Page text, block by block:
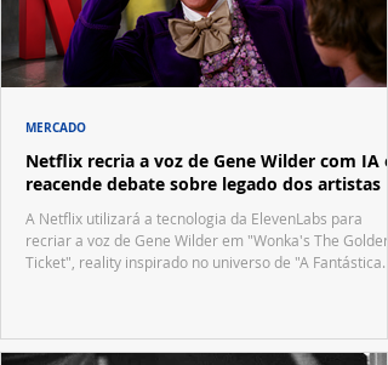
Netflix recria a voz de Gene Wilder com IA e
reacende debate sobre legado dos artistas
A Netflix utilizará a tecnologia da ElevenLabs para
recriar a voz de Gene Wilder em "Wonka's The Golden
Ticket", reality inspirado no universo de "A Fantástica
MERCADO